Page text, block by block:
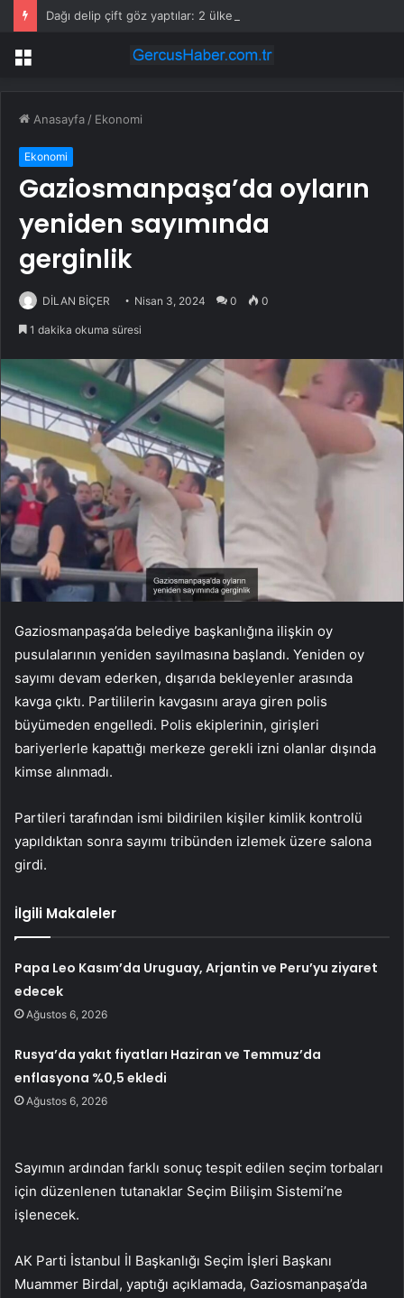
Dağı delip çift göz yaptılar: 2 ülke birbirine bağlanıyor
Menü
Anasayfa / Ekonomi
Ekonomi
Gaziosmanpaşa’da oyların
yeniden sayımında
gerginlik
DİLAN BİÇER Nisan 3, 2024 0 0
1 dakika okuma süresi
Gaziosmanpaşa’da belediye başkanlığına ilişkin oy
pusulalarının yeniden sayılmasına başlandı. Yeniden oy
sayımı devam ederken, dışarıda bekleyenler arasında
kavga çıktı. Partililerin kavgasını araya giren polis
büyümeden engelledi. Polis ekiplerinin, girişleri
bariyerlerle kapattığı merkeze gerekli izni olanlar dışında
kimse alınmadı.
Partileri tarafından ismi bildirilen kişiler kimlik kontrolü
yapıldıktan sonra sayımı tribünden izlemek üzere salona
girdi.
İlgili Makaleler
Papa Leo Kasım’da Uruguay, Arjantin ve Peru’yu ziyaret
edecek
Ağustos 6, 2026
Rusya’da yakıt fiyatları Haziran ve Temmuz’da
enflasyona %0,5 ekledi
Ağustos 6, 2026
Sayımın ardından farklı sonuç tespit edilen seçim torbaları
için düzenlenen tutanaklar Seçim Bilişim Sistemi’ne
işlenecek.
AK Parti İstanbul İl Başkanlığı Seçim İşleri Başkanı
Muammer Birdal, yaptığı açıklamada, Gaziosmanpaşa’da